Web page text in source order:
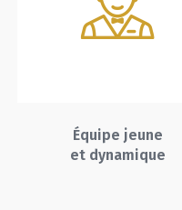
Équipe jeune
et dynamique